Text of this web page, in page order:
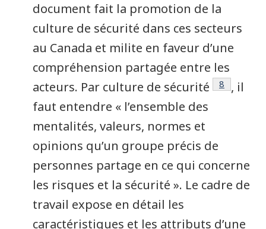
document fait la promotion de la
culture de sécurité dans ces secteurs
au Canada et milite en faveur d’une
compréhension partagée entre les
acteurs. Par culture de sécurité
Note de
8
, il
faut entendre « l’ensemble des
mentalités, valeurs, normes et
opinions qu’un groupe précis de
personnes partage en ce qui concerne
les risques et la sécurité ». Le cadre de
travail expose en détail les
caractéristiques et les attributs d’une